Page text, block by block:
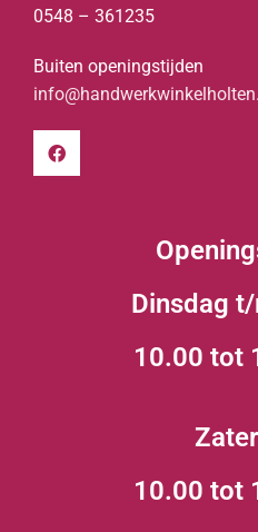
0548 – 361235
Buiten openingstijden
Dinsdag
10.00 tot
10.00 tot